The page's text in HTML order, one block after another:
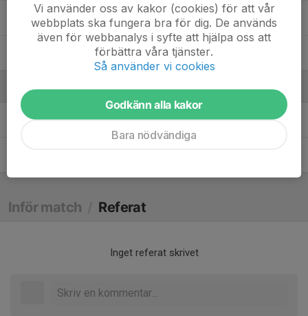
3. Melvin Tegel
12. Yassin Mehanawe
Ledare
Daniel EngelinTränare
Inför match Referat
Inget referat skrivet
Vi använder oss av kakor (cookies) för att vår
webbplats ska fungera bra för dig. De används
även för webbanalys i syfte att hjälpa oss att
förbättra våra tjänster.
Så använder vi cookies
Godkänn alla kakor
Bara nödvändiga